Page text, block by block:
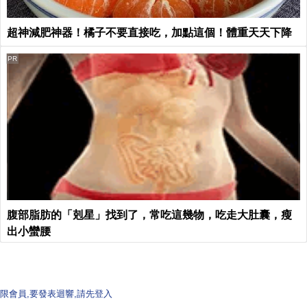
超神減肥神器！橘子不要直接吃，加點這個！體重天天下降
腹部脂肪的「剋星」找到了，常吃這幾物，吃走大肚囊，瘦
出小蠻腰
PR
限會員,要發表迴響,請先登入